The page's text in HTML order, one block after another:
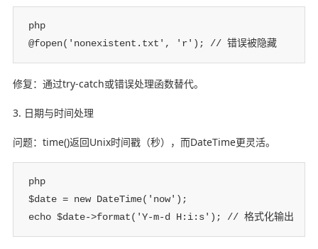
php
@fopen('nonexistent.txt', 'r'); // 错误被隐藏
修复：通过try-catch或错误处理函数替代。
3. 日期与时间处理
问题：time()返回Unix时间戳（秒），而DateTime更灵活。
php
$date = new DateTime('now');
echo $date->format('Y-m-d H:i:s'); // 格式化输出